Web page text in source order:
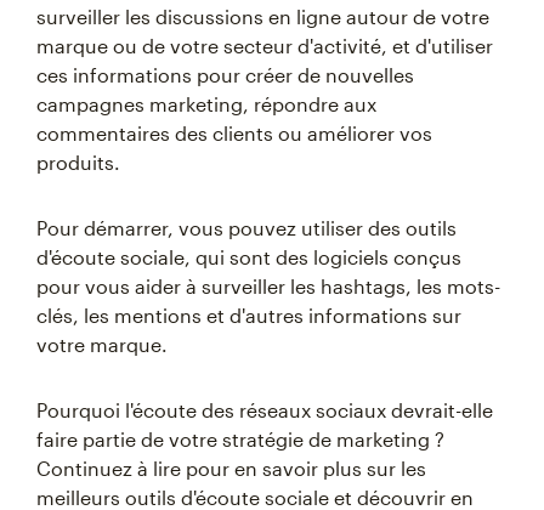
surveiller les discussions en ligne autour de votre
marque ou de votre secteur d'activité, et d'utiliser
ces informations pour créer de nouvelles
campagnes marketing, répondre aux
commentaires des clients ou améliorer vos
produits.
Pour démarrer, vous pouvez utiliser des outils
d'écoute sociale, qui sont des logiciels conçus
pour vous aider à surveiller les hashtags, les mots-
clés, les mentions et d'autres informations sur
votre marque.
Pourquoi l'écoute des réseaux sociaux devrait-elle
faire partie de votre stratégie de marketing ?
Continuez à lire pour en savoir plus sur les
meilleurs outils d'écoute sociale et découvrir en